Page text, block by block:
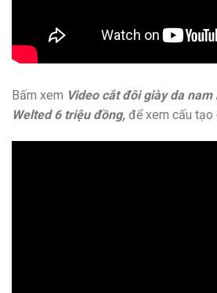
Bấm xem Video cắt đôi giày da
Welted 6 triệu đồng, để xem cấu